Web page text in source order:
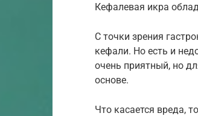
Кефалевая икра
С точки зрения
кефали. Но есть и
очень приятный, но
основе.
Что касается вреда,